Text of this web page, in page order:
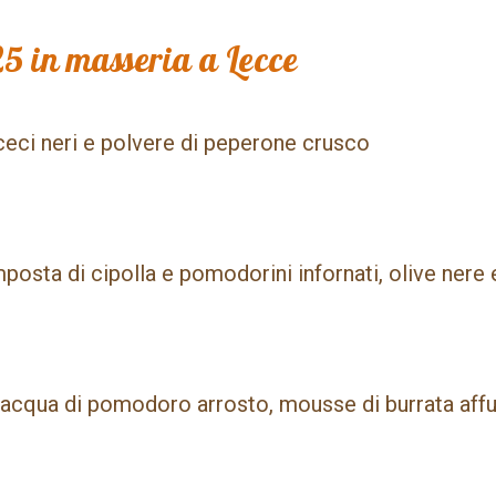
in masseria a Lecce
neri e polvere di peperone crusco
di cipolla e pomodorini infornati, olive nere
di pomodoro arrosto, mousse di burrata